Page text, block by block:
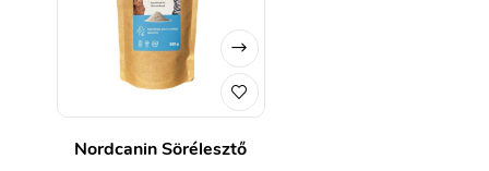
Nordcanin Sörélesztő